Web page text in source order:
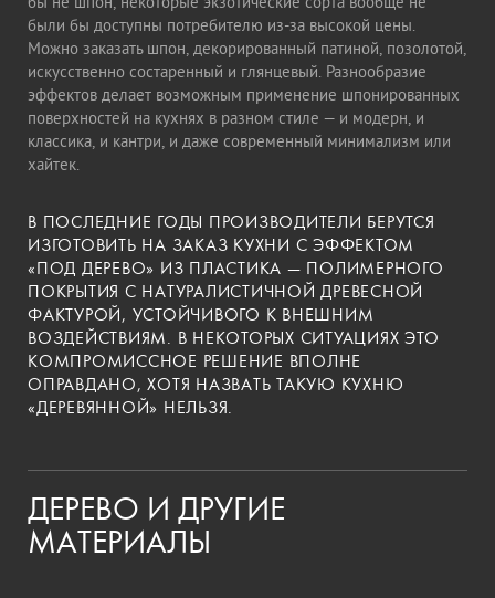
были бы доступны потребителю из-за высокой цены.
Можно заказать шпон, декорированный патиной, позолотой,
искусственно состаренный и глянцевый. Разнообразие
эффектов делает возможным применение шпонированных
поверхностей на кухнях в разном стиле — и модерн, и
классика, и кантри, и даже современный минимализм или
хайтек.
В ПОСЛЕДНИЕ ГОДЫ ПРОИЗВОДИТЕЛИ БЕРУТСЯ
ИЗГОТОВИТЬ НА ЗАКАЗ КУХНИ С ЭФФЕКТОМ
«ПОД ДЕРЕВО» ИЗ ПЛАСТИКА — ПОЛИМЕРНОГО
ПОКРЫТИЯ С НАТУРАЛИСТИЧНОЙ ДРЕВЕСНОЙ
ФАКТУРОЙ, УСТОЙЧИВОГО К ВНЕШНИМ
ВОЗДЕЙСТВИЯМ. В НЕКОТОРЫХ СИТУАЦИЯХ ЭТО
КОМПРОМИССНОЕ РЕШЕНИЕ ВПОЛНЕ
ОПРАВДАНО, ХОТЯ НАЗВАТЬ ТАКУЮ КУХНЮ
«ДЕРЕВЯННОЙ» НЕЛЬЗЯ.
ДЕРЕВО И ДРУГИЕ
МАТЕРИАЛЫ